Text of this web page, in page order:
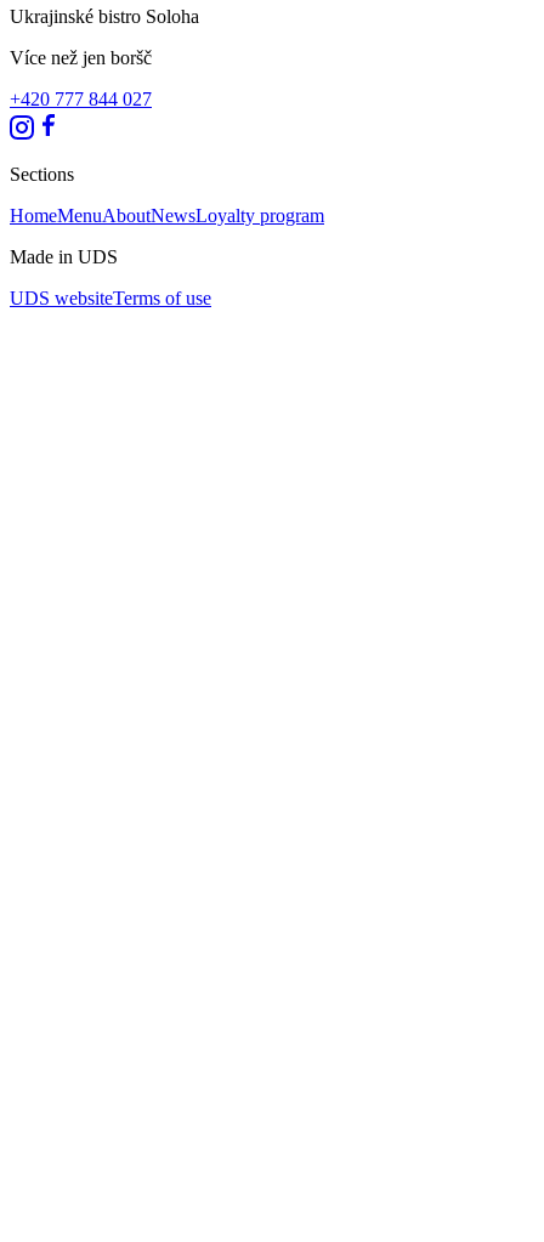
Ukrajinské bistro Soloha
Více než jen boršč
+420 777 844 027
Sections
HomeMenuAboutNewsLoyalty program
Made in UDS
UDS websiteTerms of use